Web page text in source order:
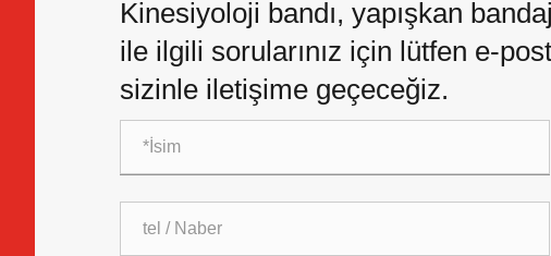
Kinesiyoloji bandı, yapışkan
ile ilgili sorularınız için lütfen e-
sizinle iletişime geçeceğiz.